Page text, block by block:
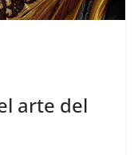
arte del